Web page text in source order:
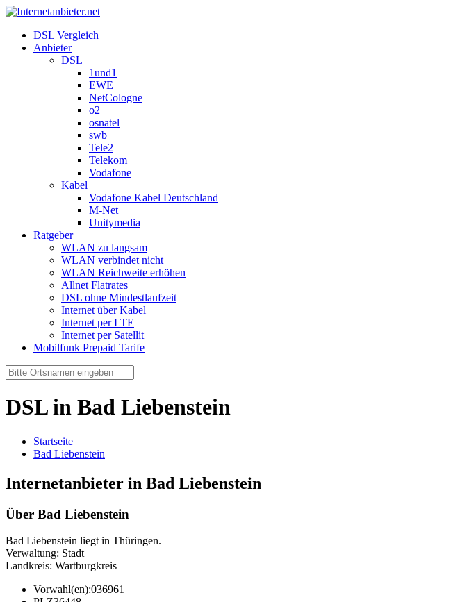
DSL Vergleich
Anbieter
DSL
1und1
EWE
NetCologne
o2
osnatel
swb
Tele2
Telekom
Vodafone
Kabel
Vodafone Kabel Deutschland
M-Net
Unitymedia
Ratgeber
WLAN zu langsam
WLAN verbindet nicht
WLAN Reichweite erhöhen
Allnet Flatrates
DSL ohne Mindestlaufzeit
Internet über Kabel
Internet per LTE
Internet per Satellit
Mobilfunk Prepaid Tarife
DSL in Bad Liebenstein
Startseite
Bad Liebenstein
Internetanbieter in Bad Liebenstein
Über Bad Liebenstein
Bad Liebenstein liegt in Thüringen.
Verwaltung: Stadt
Landkreis: Wartburgkreis
Vorwahl(en):036961